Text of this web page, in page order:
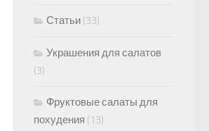
Статьи (33)
Украшения для салатов
(3)
Фруктовые салаты для
похудения (13)